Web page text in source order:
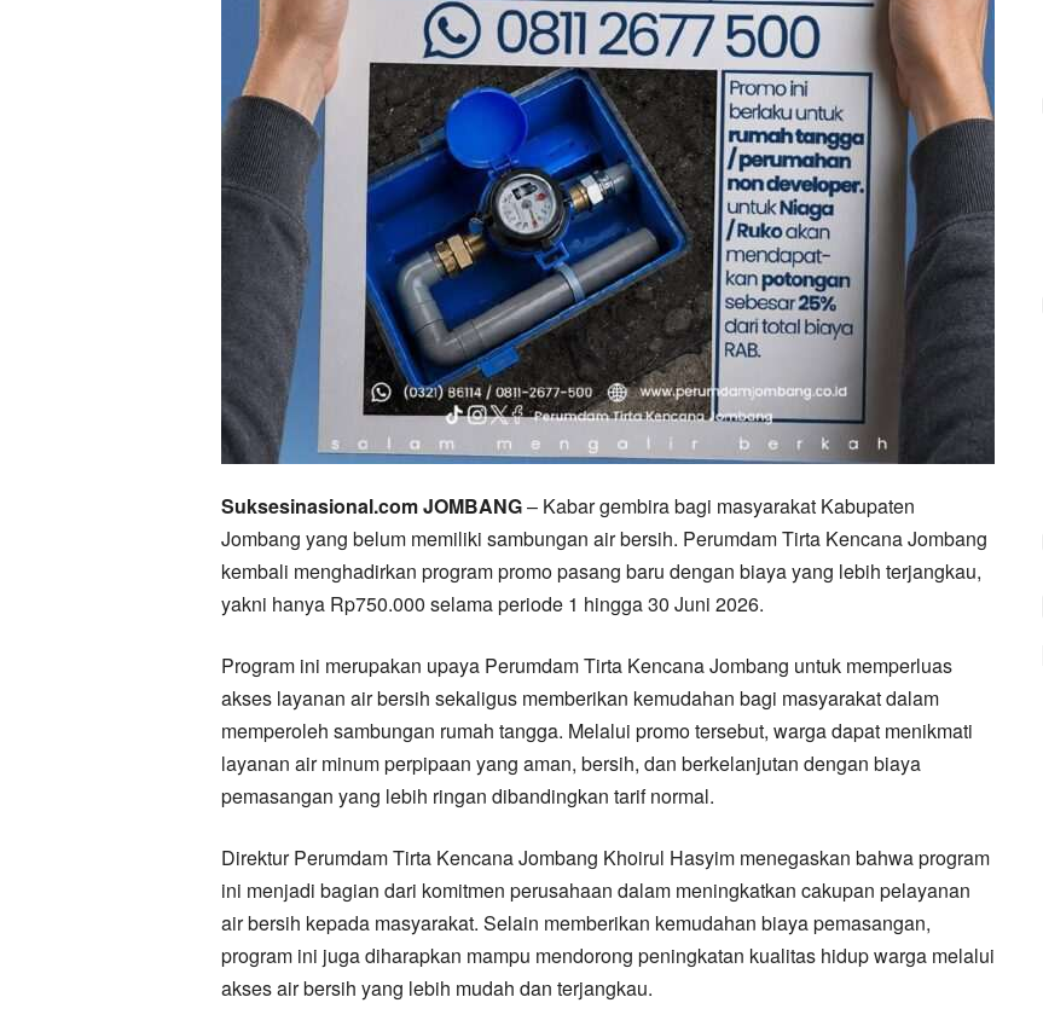
Suksesinasional.com JOMBANG– Kabar gembira bagi masyarakat Kabupaten
Jombang yang belum memiliki sambungan air bersih. Perumdam Tirta Kencana Jombang
kembali menghadirkan program promo pasang baru dengan biaya yang lebih terjangkau,
yakni hanya Rp750.000 selama periode 1 hingga 30 Juni 2026.
Program ini merupakan upaya Perumdam Tirta Kencana Jombang untuk memperluas
akses layanan air bersih sekaligus memberikan kemudahan bagi masyarakat dalam
memperoleh sambungan rumah tangga. Melalui promo tersebut, warga dapat menikmati
layanan air minum perpipaan yang aman, bersih, dan berkelanjutan dengan biaya
pemasangan yang lebih ringan dibandingkan tarif normal.
Direktur Perumdam Tirta Kencana Jombang Khoirul Hasyim menegaskan bahwa program
ini menjadi bagian dari komitmen perusahaan dalam meningkatkan cakupan pelayanan
air bersih kepada masyarakat. Selain memberikan kemudahan biaya pemasangan,
program ini juga diharapkan mampu mendorong peningkatan kualitas hidup warga melalui
akses air bersih yang lebih mudah dan terjangkau.